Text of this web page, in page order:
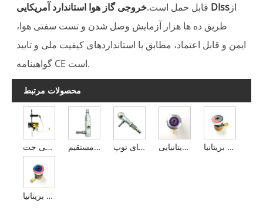
قابل حمل است. خروجی گاز هوا استاندارد آمریکایی DIss از
طریق ده ها هزار آزمایش وصل شدن و تست سفتی هوا،
ایمن و قابل اعتماد، مطابق با استانداردهای کیفیت ملی و تایید
گواهینامه CE است.
محصولات مرتبط
دستگاه تخلیه گاز بیهوشی جت پلاگین تفنگ دسته مستقیم پلاگین تفنگ با انتهای توپ خروجی های استاندارد بریتانیایی AGSS خروجی های استاندارد دی اکسید کربن بریتانیا
خروجی های اکسید نیتروژن استاندارد بریتانیا